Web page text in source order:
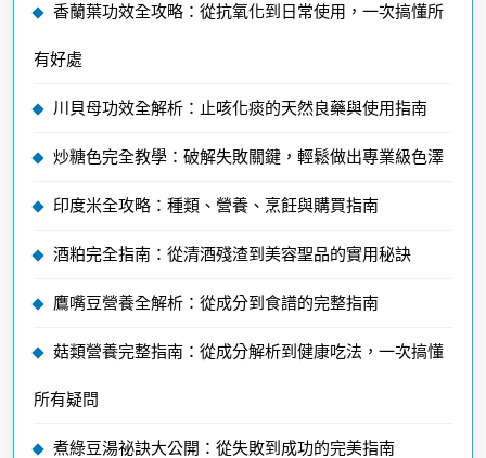
香蘭葉功效全攻略：從抗氧化到日常使用，一次搞懂所
有好處
川貝母功效全解析：止咳化痰的天然良藥與使用指南
炒糖色完全教學：破解失敗關鍵，輕鬆做出專業級色澤
印度米全攻略：種類、營養、烹飪與購買指南
酒粕完全指南：從清酒殘渣到美容聖品的實用秘訣
鷹嘴豆營養全解析：從成分到食譜的完整指南
菇類營養完整指南：從成分解析到健康吃法，一次搞懂
所有疑問
煮綠豆湯祕訣大公開：從失敗到成功的完美指南